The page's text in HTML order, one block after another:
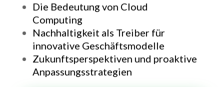
Die Bedeutung von Cloud
Computing
Nachhaltigkeit als Treiber für
innovative Geschäftsmodelle
Zukunftsperspektiven und proaktive
Anpassungsstrategien